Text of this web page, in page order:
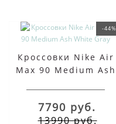
-44%
Кроссовки Nike Air
Max 90 Medium Ash
7790 руб.
13990 руб.